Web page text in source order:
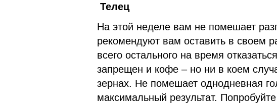
Телец
На этой неделе вам не помешает
рекомендуют вам оставить в своем
всего остального на время
запрещен и кофе – но ни в коем
зернах. Не помешает однодневная
максимальный результат.